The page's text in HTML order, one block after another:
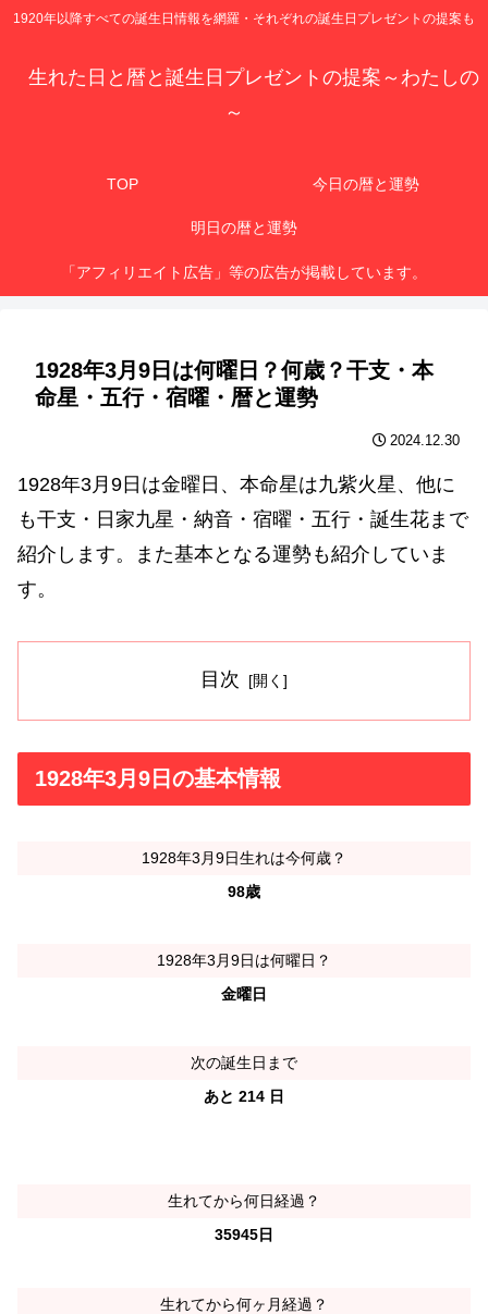
1920年以降すべての誕生日情報を網羅・それぞれの誕生日プレゼントの提案も
生れた日と暦と誕生日プレゼントの提案～わたしの
～
TOP 今日の暦と運勢
明日の暦と運勢
「アフィリエイト広告」等の広告が掲載しています。
1928年3月9日は何曜日？何歳？干支・本
命星・五行・宿曜・暦と運勢
2024.12.30
1928年3月9日は金曜日、本命星は九紫火星、他に
も干支・日家九星・納音・宿曜・五行・誕生花まで
紹介します。また基本となる運勢も紹介していま
す。
目次
1928年3月9日の基本情報
1928年3月9日生れは今何歳？
98歳
1928年3月9日は何曜日？
金曜日
次の誕生日まで
あと 214 日
生れてから何日経過？
35945日
生れてから何ヶ月経過？